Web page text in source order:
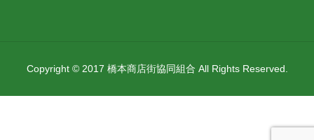
Copyright © 2017 橋本商店街協同組合 All Rights Reserved.